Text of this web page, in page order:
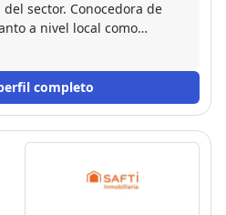
sector. Conocedora de
a nivel local como
disponible tanto para
la venta pues todo lo
completo